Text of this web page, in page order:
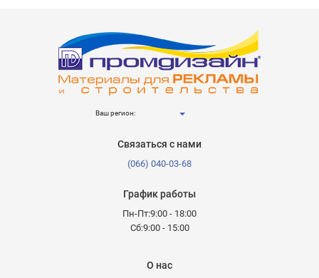
Ваш регион:
Связаться с нами
(066) 040-03-68
График работы
Пн-Пт:9:00 - 18:00
Сб:9:00 - 15:00
О нас